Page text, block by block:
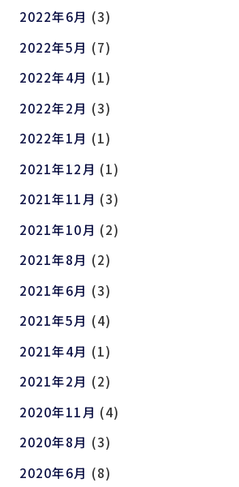
2022年6月 (3)
2022年5月 (7)
2022年4月 (1)
2022年2月 (3)
2022年1月 (1)
2021年12月 (1)
2021年11月 (3)
2021年10月 (2)
2021年8月 (2)
2021年6月 (3)
2021年5月 (4)
2021年4月 (1)
2021年2月 (2)
2020年11月 (4)
2020年8月 (3)
2020年6月 (8)